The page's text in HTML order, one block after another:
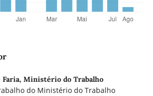
Ministério do Trabalho
do Ministério do Trabalho